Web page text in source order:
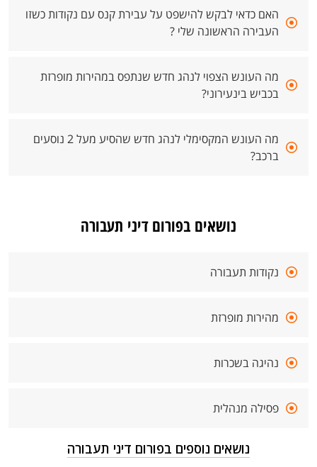
האם כדאי לבקש להישפט על עבירת קנס עם נקודות כשזו
העבירה הראשונה שלי ?
מה העונש הצפוי לנהג חדש שנתפס במהירות מופרזת
בכביש בינעירוני?
מה העונש המקסימלי לנהג חדש שהסיע מעל 2 נוסעים
ברכב?
נושאים בפורום דיני תעבורה
נקודות תעבורה
מהירות מופרזת
נהיגה בשכרות
פסילה מנהלית
נושאים נוספים בפורום דיני תעבורה